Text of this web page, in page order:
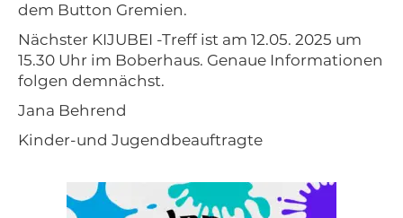
dem Button Gremien.
Nächster KIJUBEI -Treff ist am 12.05. 2025 um
15.30 Uhr im Boberhaus. Genaue Informationen
folgen demnächst.
Jana Behrend
Kinder-und Jugendbeauftragte